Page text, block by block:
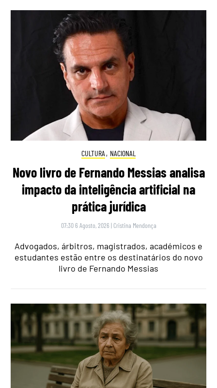
CULTURA , NACIONAL
Novo livro de Fernando Messias analisa
impacto da inteligência artificial na
prática jurídica
07:30 6 Agosto, 2026 | Cristina Mendonça
Advogados, árbitros, magistrados, académicos e
estudantes estão entre os destinatários do novo
livro de Fernando Messias